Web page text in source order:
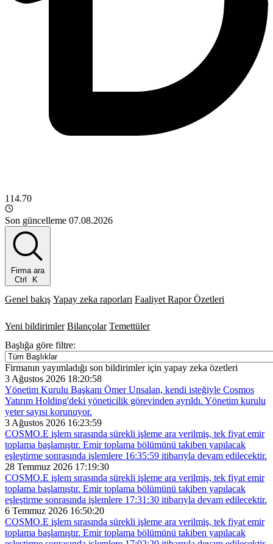
114.70
Son güncelleme 07.08.2026
Firma ara
Ctrl
K
Genel bakış Yapay zeka raporları Faaliyet Rapor Özetleri
Yeni bildirimler Bilançolar Temettüler
Başlığa göre filtre:
Firmanın yayımladığı son bildirimler için yapay zeka özetleri
3 Ağustos 2026 18:20:58
Yönetim Kurulu Başkanı Ömer Unsalan, kendi isteğiyle Cosmos
Yatırım Holding'deki yöneticilik görevinden ayrıldı. Yönetim kurulu
yeter sayısı korunuyor.
3 Ağustos 2026 16:23:59
COSMO.E işlem sırasında sürekli işleme ara verilmiş, tek fiyat emir
toplama başlamıştır. Emir toplama bölümünü takiben yapılacak
eşleştirme sonrasında işlemlere 16:35:59 itibarıyla devam edilecektir.
28 Temmuz 2026 17:19:30
COSMO.E işlem sırasında sürekli işleme ara verilmiş, tek fiyat emir
toplama başlamıştır. Emir toplama bölümünü takiben yapılacak
eşleştirme sonrasında işlemlere 17:31:30 itibarıyla devam edilecektir.
6 Temmuz 2026 16:50:20
COSMO.E işlem sırasında sürekli işleme ara verilmiş, tek fiyat emir
toplama başlamıştır. Emir toplama bölümünü takiben yapılacak